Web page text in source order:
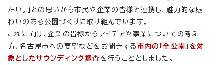
たい。」との思いから市民や企業の皆様と連携し、魅力的な賑
わいのある公園づくりに取り組んでいます。
これに向け、企業の皆様からアイデアや事業についての考え
方、名古屋市への要望などをお聞きする 市内の「全公園」を対
象としたサウンディング調査 を行うこととしました。